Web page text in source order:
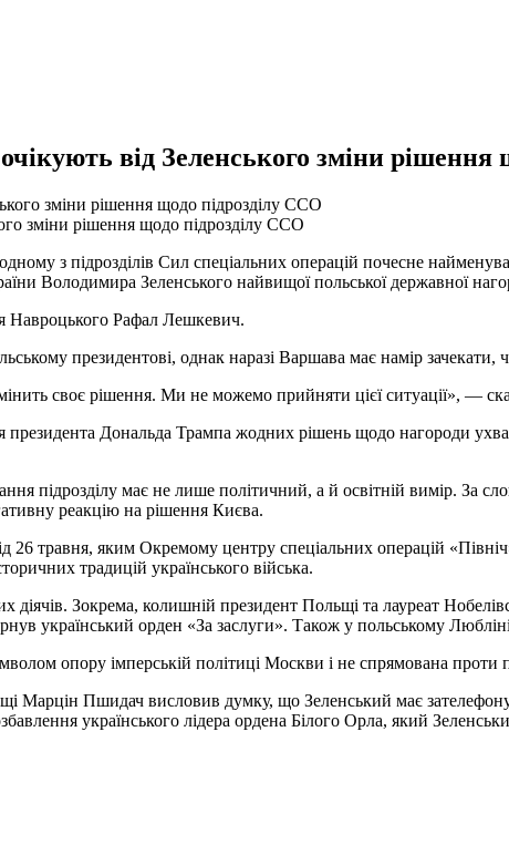
від Зеленського зміни рішення
зміни рішення щодо підрозділу ССО
з підрозділів Сил спеціальних операцій почесне
Володимира Зеленського найвищої польської державної
Навроцького Рафал Лешкевич.
президентові, однак наразі Варшава має намір зачекати,
своє рішення. Ми не можемо прийняти цієї ситуації», —
Дональда Трампа жодних рішень щодо нагороди
підрозділу має не лише політичний, а й освітній вимір.
реакцію на рішення Києва.
26 травня, яким Окремому центру спеціальних операцій
традицій українського війська.
діячів. Зокрема, колишній президент Польщі та лауреат
український орден «За заслуги». Також у польському
опору імперській політиці Москви і не спрямована проти
Марцін Пшидач висловив думку, що Зеленський має
українського лідера ордена Білого Орла, який